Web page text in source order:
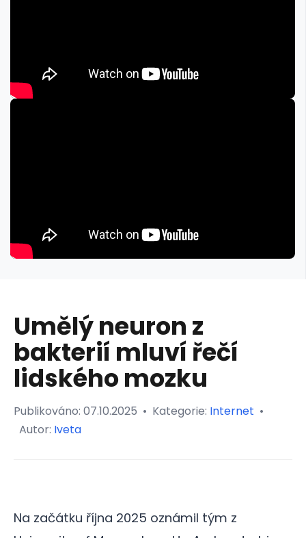
Umělý neuron z
bakterií mluví řečí
lidského mozku
Publikováno: 07.10.2025 • Kategorie: Internet •
Autor: Iveta
Na začátku října 2025 oznámil tým z